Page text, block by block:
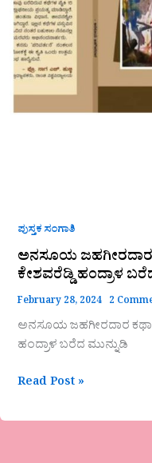
ಪುಸ್ತಕ ಸಂಗಾತಿ
ಅನಸೂಯ ಜಹಗೀರದಾರ
ಕೇಶವರೆಡ್ಡಿ ಹಂದ್ರಾಳ
February 28, 2024 2
ಅನಸೂಯ ಜಹಗೀರದಾರ
ಹಂದ್ರಾಳ ಬರೆದ ಮುನ್ನುಡಿ
Read Post »